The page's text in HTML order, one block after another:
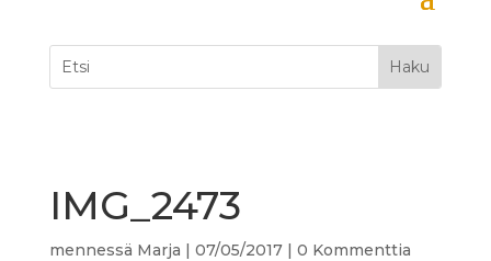
IMG_2473
mennessä Marja | 07/05/2017| 0 Kommenttia